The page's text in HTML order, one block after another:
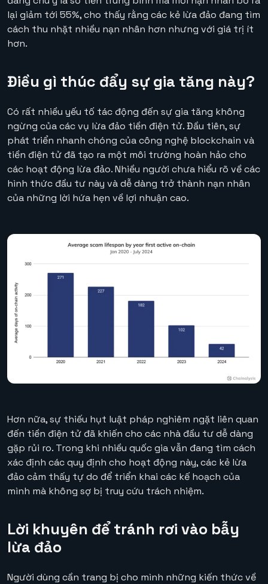
lại giảm tới 55%, cho thấy rằng các kẻ lừa đảo đang tìm
cách thu nhặt nhiều nạn nhân hơn nhưng với giá trị ít
hơn.
Điều gì thúc đẩy sự gia tăng này?
Có rất nhiều yếu tố tác động đến sự gia tăng không
ngừng của các vụ lừa đảo tiền điện tử. Đầu tiên, sự
phát triển nhanh chóng của công nghệ blockchain và
tiền điện tử đã tạo ra một môi trường hoàn hảo cho
các hoạt động lừa đảo. Nhiều người chưa hiểu rõ về các
hình thức đầu tư này và dễ dàng trở thành nạn nhân
của những lời hứa hẹn về lợi nhuận cao.
Hơn nữa, sự thiếu hụt luật pháp nghiêm ngặt liên quan
đến tiền điện tử đã khiến cho các nhà đầu tư dễ dàng
gặp rủi ro. Trong khi nhiều quốc gia vẫn đang tìm cách
xác định các quy định cho hoạt động này, các kẻ lừa
đảo cảm thấy tự do để triển khai các kế hoạch của
mình mà không sợ bị truy cứu trách nhiệm.
Lời khuyên để tránh rơi vào bẫy
lừa đảo
Người dùng cần trang bị cho mình những kiến thức về